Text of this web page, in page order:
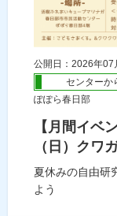
公開日：2026年07
センターか
ぽぽら春日部
【月間イベ
（日）クワ
夏休みの自由研
よう